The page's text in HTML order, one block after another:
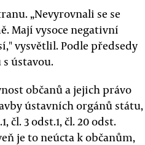
„Nevyrovnali se se
Mají vysoce negativní
vysvětlil. Podle předsedy
s ústavou.
občanů a jejich právo
ústavních orgánů státu,
čl. 3 odst.1, čl. 20 odst.
je to neúcta k občanům,